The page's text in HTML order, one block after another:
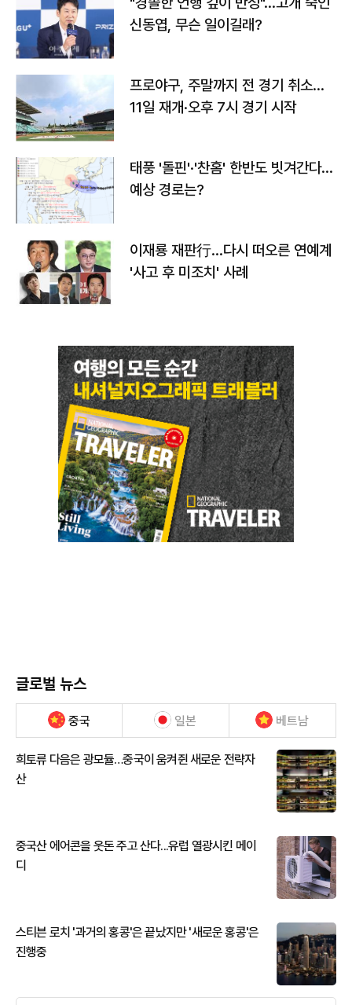
신동엽, 무슨 일이길래?
프로야구, 주말까지 전 경기 취소…
11일 재개·오후 7시 경기 시작
태풍 '돌핀'·'찬홈' 한반도 빗겨간다…
예상 경로는?
이재룡 재판行…다시 떠오른 연예계
'사고 후 미조치' 사례
글로벌 뉴스
중국 일본 베트남
희토류 다음은 광모듈…중국이 움켜쥔 새로운 전략자
산
중국산 에어콘을 웃돈 주고 산다...유럽 열광시킨 메이
디
스티븐 로치 '과거의 홍콩'은 끝났지만 '새로운 홍콩'은
진행중